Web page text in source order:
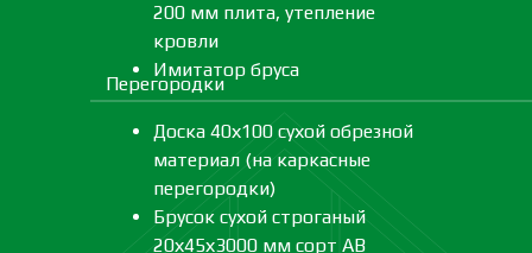
200 мм плита, утепление
кровли
Имитатор бруса
Перегородки
Доска 40х100 сухой обрезной
материал (на каркасные
перегородки)
Брусок сухой строганый
20х45х3000 мм сорт АВ